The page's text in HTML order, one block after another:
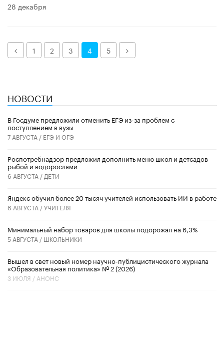
28 декабря
Назад1 2 3 4 5 Далее
НОВОСТИ
В Госдуме предложили отменить ЕГЭ из-за проблем с
поступлением в вузы
7 АВГУСТА / ЕГЭ И ОГЭ
Роспотребнадзор предложил дополнить меню школ и детсадов
рыбой и водорослями
6 АВГУСТА / ДЕТИ
​Яндекс обучил более 20 тысяч учителей использовать ИИ в работе
6 АВГУСТА /УЧИТЕЛЯ
Минимальный набор товаров для школы подорожал на 6,3%
5 АВГУСТА / ШКОЛЬНИКИ
Вышел в свет новый номер научно-публицистического журнала
«Образовательная политика» № 2 (2026)
3 ИЮЛЯ / АНОНС